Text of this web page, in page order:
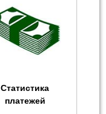
Статистика
платежей